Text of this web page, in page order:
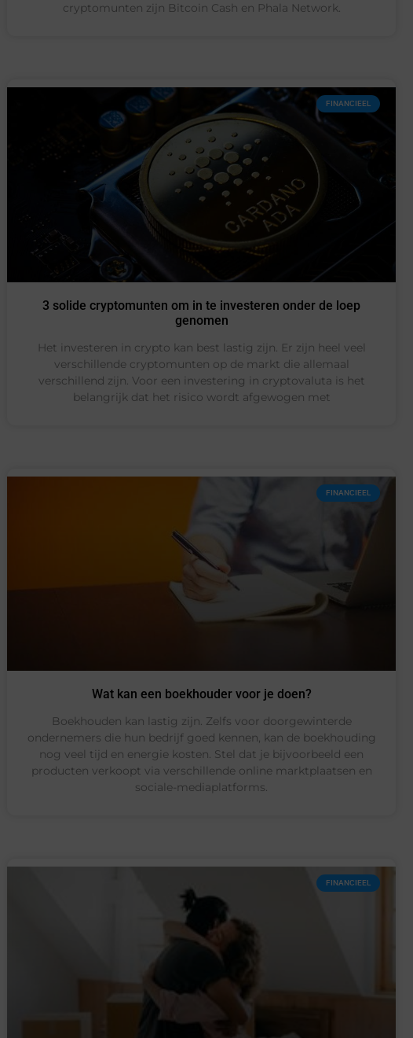
cryptomunten zijn Bitcoin Cash en Phala Network.
FINANCIEEL
3 solide cryptomunten om in te investeren onder de loep
genomen
Het investeren in crypto kan best lastig zijn. Er zijn heel veel
verschillende cryptomunten op de markt die allemaal
verschillend zijn. Voor een investering in cryptovaluta is het
belangrijk dat het risico wordt afgewogen met
FINANCIEEL
Wat kan een boekhouder voor je doen?
Boekhouden kan lastig zijn. Zelfs voor doorgewinterde
ondernemers die hun bedrijf goed kennen, kan de boekhouding
nog veel tijd en energie kosten. Stel dat je bijvoorbeeld een
producten verkoopt via verschillende online marktplaatsen en
sociale-mediaplatforms.
FINANCIEEL